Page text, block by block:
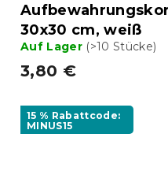
30x30 cm, weiß
Auf Lager (>10 Stücke)
3,80 €
15 % Rabattcode:
MINUS15